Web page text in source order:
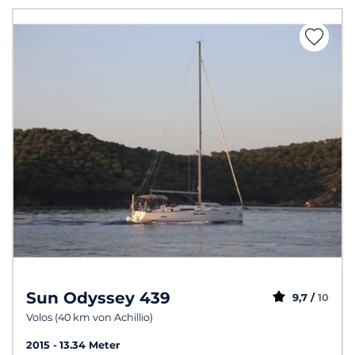
Sun Odyssey 439
Volos (40 km von Achillio)
9,7 / 10
2015
13.34 Meter